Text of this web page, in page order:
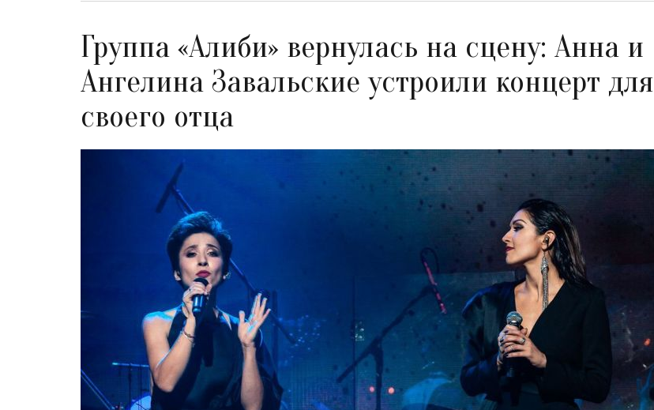
Группа «Алиби» вернулась на сцену: Анна и
Ангелина Завальские устроили концерт для
своего отца